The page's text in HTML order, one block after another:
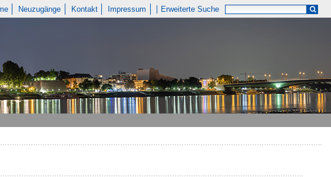
Neuzugänge Kontakt Impressum Erweiterte Suche